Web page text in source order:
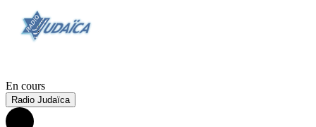
En cours
Radio Judaïca